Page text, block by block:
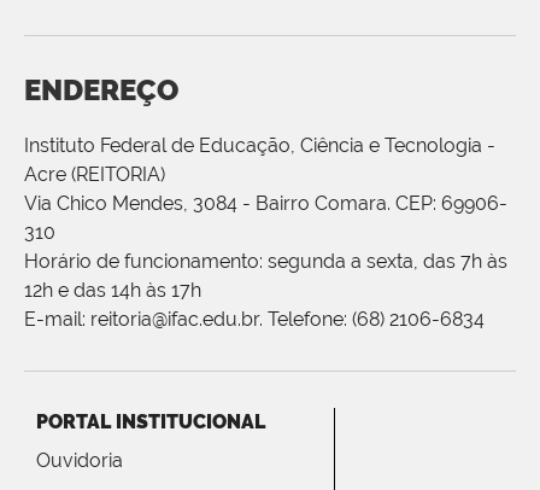
ENDEREÇO
Instituto Federal de Educação, Ciência e Tecnologia -
Acre (REITORIA)
Via Chico Mendes, 3084 - Bairro Comara. CEP: 69906-
310
Horário de funcionamento: segunda a sexta, das 7h às
12h e das 14h às 17h
E-mail: reitoria@ifac.edu.br. Telefone: (68) 2106-6834
PORTAL INSTITUCIONAL
Ouvidoria